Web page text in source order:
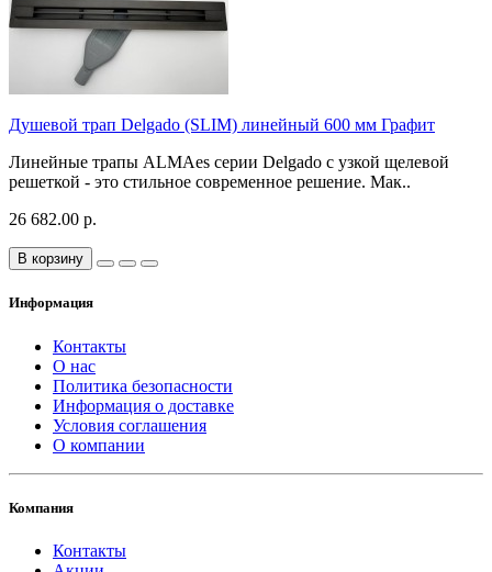
Душевой трап Delgado (SLIM) линейный 600 мм Графит
Линейные трапы ALMAes серии Delgado с узкой щелевой
решеткой - это стильное современное решение. Мак..
26 682.00 р.
В корзину
Информация
Контакты
О нас
Политика безопасности
Информация о доставке
Условия соглашения
О компании
Компания
Контакты